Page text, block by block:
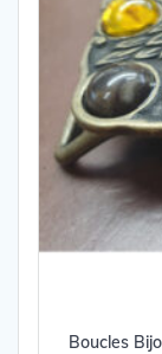
Boucles